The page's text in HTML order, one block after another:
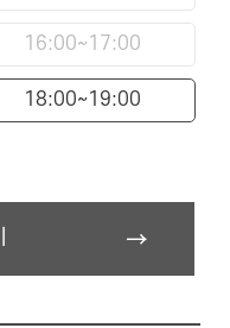
16:00~17:00
18:00~19:00